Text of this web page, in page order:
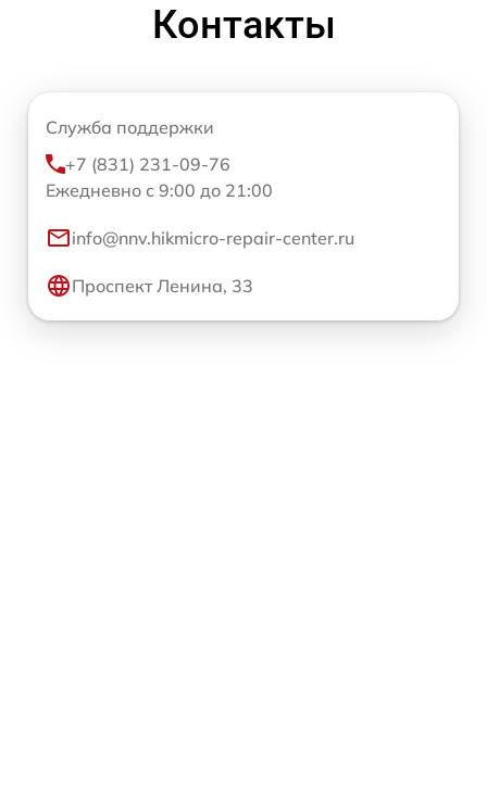
Контакты
Служба поддержки
+7 (831) 231-09-76
Ежедневно с 9:00 до 21:00
info@nnv.hikmicro-repair-center.ru
Проспект Ленина, 33